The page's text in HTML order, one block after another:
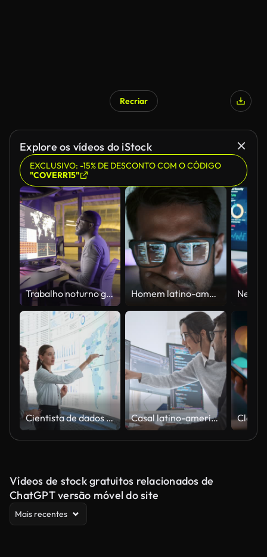
Recriar
Explore os vídeos do iStock
EXCLUSIVO: -15% DE DESCONTO COM O CÓDIGO
"COVERR15"
Trabalho noturno global Homem latino-americano hispânico, engenheiro de software desenvolvedor usar computador em home office, trabalhar em programação de programas à noite. Tecnologia de desenvolvimento de linguagem de programação, conceito freelance work from home
Cientista de dados indiano masculino e gerente de negócios feminino caucasiano falando na frente de grande tela digital com gráficos, tabelas e mapa no escritório de monitoramento. Diversos colegas discutindo objetivos. Casal latino-americano hispânico, engenheiro de software desenvolvedor usar computador, trabalhar em codificação de programas juntos em home office. Tecnologia de desenvolvimento de linguagem de programação, conceito de trabalho freelance
Vídeos de stock gratuitos relacionados de
ChatGPT versão móvel do site
Mais recentes